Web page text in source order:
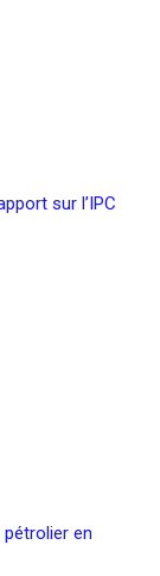
sur l’IPC
pétrolier en